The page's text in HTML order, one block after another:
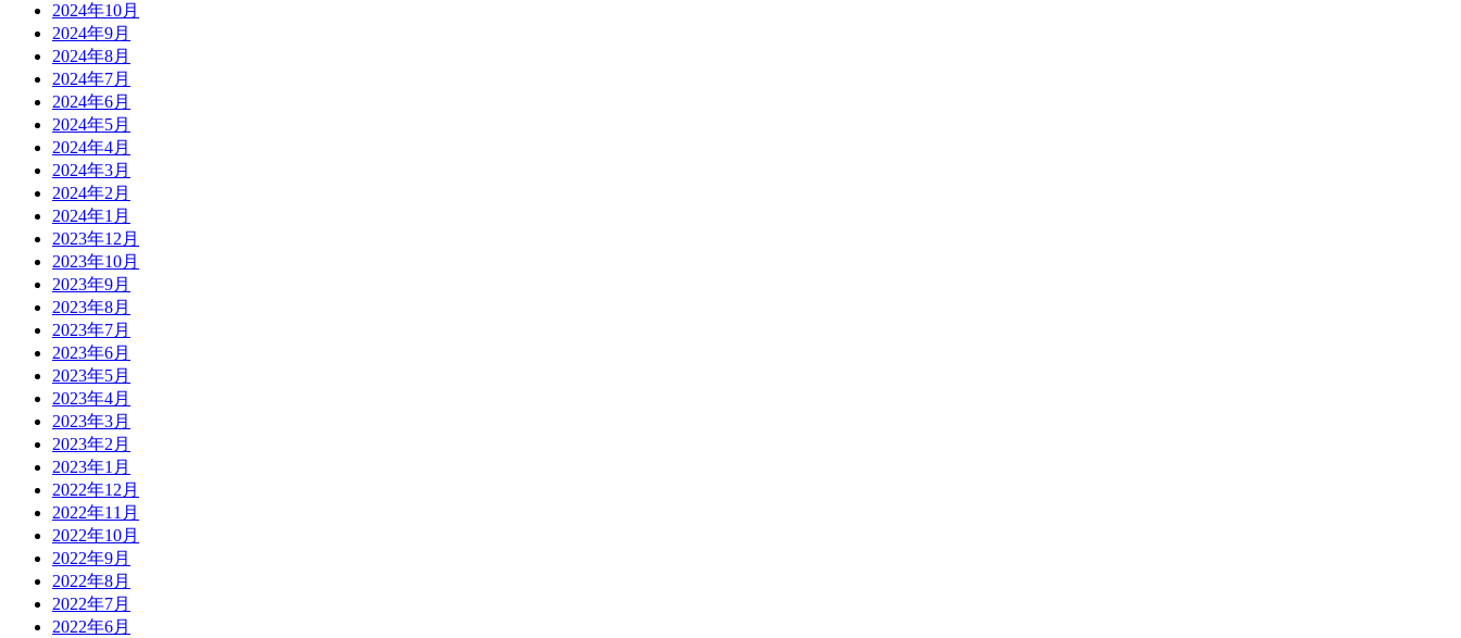
2024年10月
2024年9月
2024年8月
2024年7月
2024年6月
2024年5月
2024年4月
2024年3月
2024年2月
2024年1月
2023年12月
2023年10月
2023年9月
2023年8月
2023年7月
2023年6月
2023年5月
2023年4月
2023年3月
2023年2月
2023年1月
2022年12月
2022年11月
2022年10月
2022年9月
2022年8月
2022年7月
2022年6月